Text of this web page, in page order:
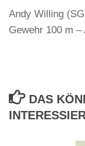
Andy Willing
Gewehr 100 m –
DAS